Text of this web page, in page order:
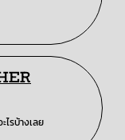
ไรบ้างเลย